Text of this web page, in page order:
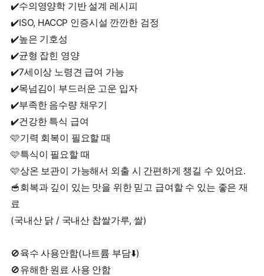
✔️수의영양학 기반 설계 레시피
✔️ISO, HACCP 인증시설 깐깐한 검정
✔️높은 기호성
✔️균형 잡힌 영양
✔️7세이상 노령견 급여 가능
✔️목넘김이 부드러운 고운 입자
✔️부족한 음수량 채우기
✔️건강한 특식 급여
🩷기력 회복이 필요할 때
🩷특식이 필요할 때
🩷상온 보관이 가능해서 외출 시 간편하게 챙길 수 있어요.
🥣회복과 깊이 있는 맛을 위한 믿고 급여할 수 있는 좋은 재
료
(국내산 닭 / 국내산 찹쌀가루, 쌀)
🚫육수 사용안함(나트륨 부담⬇️)
🚫유해한 원료 사용 안함